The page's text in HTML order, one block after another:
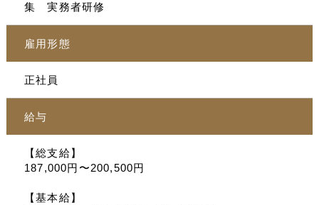
集 実務者研修
雇用形態
正社員
給与
【総支給】
187,000円〜200,500円
【基本給】